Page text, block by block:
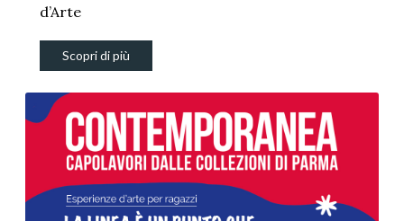
d’Arte
Scopri di più